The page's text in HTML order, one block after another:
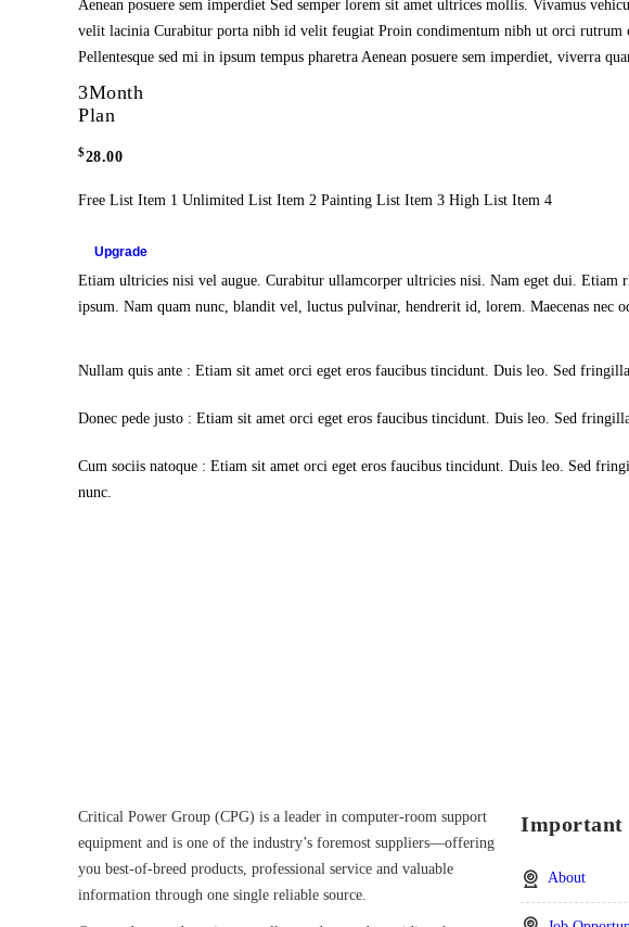
Aenean posuere sem imperdiet Sed semper lorem sit amet ultrices mollis. Vivamus
velit lacinia Curabitur porta nibh id velit feugiat Proin condimentum nibh ut orci rutrum
Pellentesque sed mi in ipsum tempus pharetra Aenean posuere sem imperdiet, viverra
3Month
Plan
$28.00
Free List Item 1 Unlimited List Item 2 Painting List Item 3 High List Item 4
Upgrade
Etiam ultricies nisi vel augue. Curabitur ullamcorper ultricies nisi. Nam eget dui. Etiam
ipsum. Nam quam nunc, blandit vel, luctus pulvinar, hendrerit id, lorem. Maecenas nec
Nullam quis ante : Etiam sit amet orci eget eros faucibus tincidunt. Duis leo. Sed
Donec pede justo : Etiam sit amet orci eget eros faucibus tincidunt. Duis leo. Sed
Cum sociis natoque : Etiam sit amet orci eget eros faucibus tincidunt. Duis leo. Sed
nunc.
Critical Power Group (CPG) is a leader in computer-room support
equipment and is one of the industry’s foremost suppliers—offering
you best-of-breed products, professional service and valuable
information through one single reliable source.
Important
About